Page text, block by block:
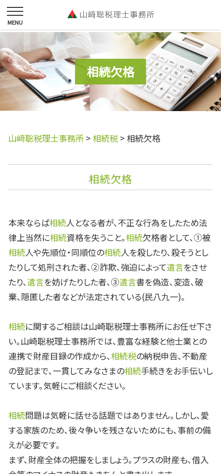
相続欠格
山﨑聡税理士事務所 > 相続税 > 相続欠格
相続欠格
本来ならば相続人となる者が、不正な行為をしたため法
律上当然に相続資格を失うこと。相続欠格者として、①被
相続人や先順位・同順位の相続人を殺したり、殺そうとし
たりして処刑された者、②詐欺、強迫によって遺言をさせ
たり、遺言を妨げたりした者、③遺言書を偽造、変造、破
棄、隠匿した者などが法定されている(民八九一)。
相続に関するご相談は山崎聡税理士事務所にお任せ下さ
い。山崎聡税理士事務所では、豊富な経験と他士業との
連携で財産目録の作成から、相続税の納税申告、不動産
の登記まで、一貫してみなさまの相続手続きをお手伝いし
ています。気軽にご相談ください。
相続問題は気軽に話せる話題ではありません。しかし、愛
する家族のため、後々争いを残さないためにも、事前の備
えが必要です。
まず、財産全体の把握をしましょう。プラスの財産も、借入